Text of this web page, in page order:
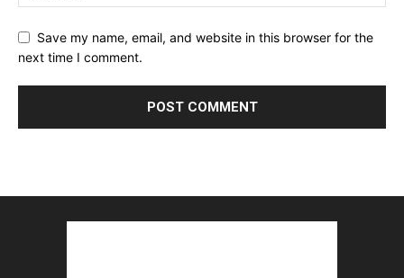
Save my name, email, and website in this browser for the
next time I comment.